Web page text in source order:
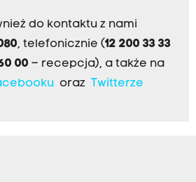
do kontaktu z nami
, telefonicznie (12 200 33 33
00 – recepcja), a także na
oraz Twitterze